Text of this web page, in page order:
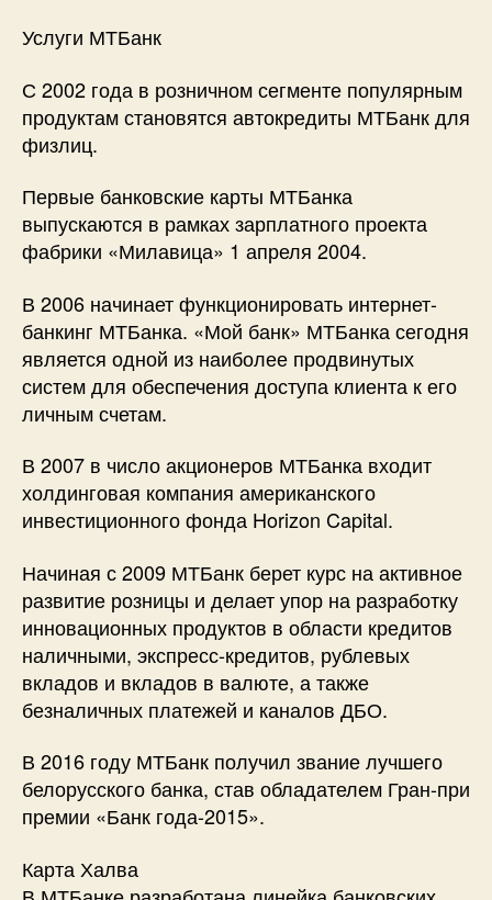
Услуги МТБанк
С 2002 года в розничном сегменте популярным
продуктам становятся автокредиты МТБанк для
физлиц.
Первые банковские карты МТБанка
выпускаются в рамках зарплатного проекта
фабрики «Милавица» 1 апреля 2004.
В 2006 начинает функционировать интернет-
банкинг МТБанка. «Мой банк» МТБанка сегодня
является одной из наиболее продвинутых
систем для обеспечения доступа клиента к его
личным счетам.
В 2007 в число акционеров МТБанка входит
холдинговая компания американского
инвестиционного фонда Horizon Capital.
Начиная с 2009 МТБанк берет курс на активное
развитие розницы и делает упор на разработку
инновационных продуктов в области кредитов
наличными, экспресс-кредитов, рублевых
вкладов и вкладов в валюте, а также
безналичных платежей и каналов ДБО.
В 2016 году МТБанк получил звание лучшего
белорусского банка, став обладателем Гран-при
премии «Банк года-2015».
Карта Халва